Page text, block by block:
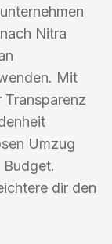
Nitra
Mit
Transparenz
Umzug
dir den